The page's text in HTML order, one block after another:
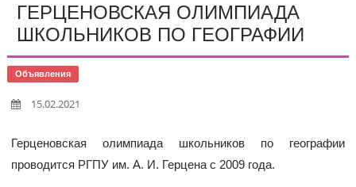
ГЕРЦЕНОВСКАЯ ОЛИМПИАДА
ШКОЛЬНИКОВ ПО ГЕОГРАФИИ
Объявления
15.02.2021
Герценовская олимпиада школьников по географии
проводится РГПУ им. А. И. Герцена с 2009 года.